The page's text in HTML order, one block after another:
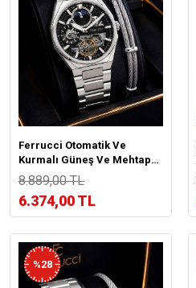
Ferrucci Otomatik Ve
Kurmalı Güneş Ve Mehtap
Kadranlı 2 Yıl Garantili Erkek
Kol Saati BFC.M3558.S3
8.889,00 TL
6.374,00 TL
%28